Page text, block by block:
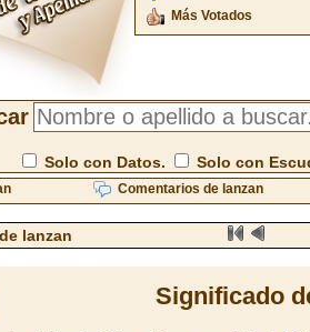
Más Votados
Solo con Datos. Solo con
Comentarios de lanzan
lanzan
Significado